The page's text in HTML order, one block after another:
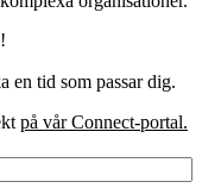
en tid som passar dig.
på vår Connect-portal.